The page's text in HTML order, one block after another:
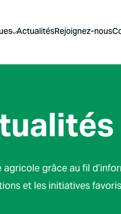
ActualitésRejoignez-nous
agricole grâce au fil
et les initiatives